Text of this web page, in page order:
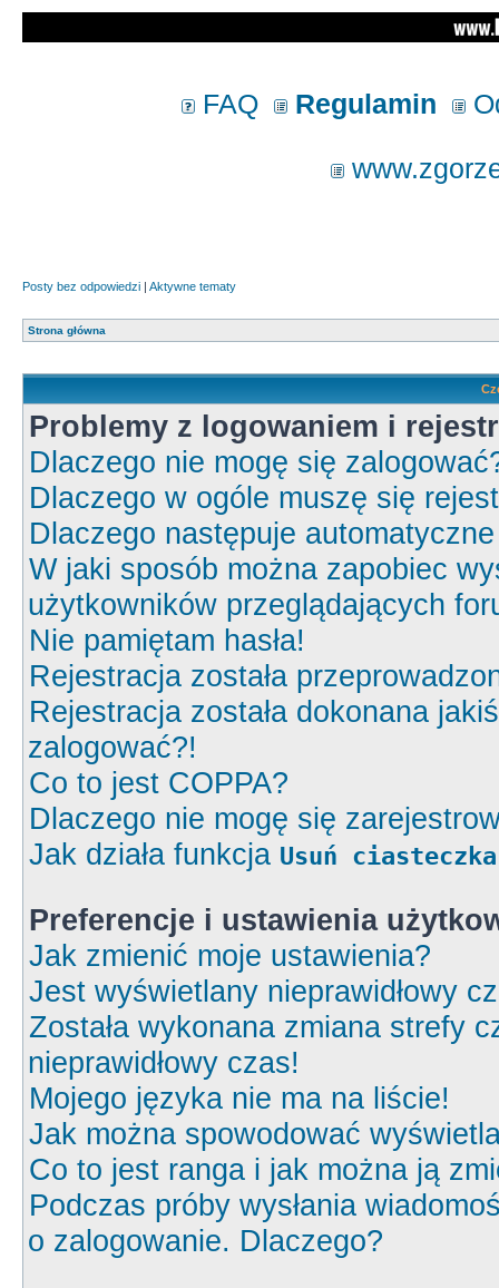
FAQ Regulamin
Posty bez odpowiedzi | Aktywne tematy
Strona główna
Problemy z logowaniem i
Dlaczego nie mogę się
Dlaczego w ogóle muszę się
Dlaczego następuje
W jaki sposób można zapobiec
użytkowników przeglądających
Nie pamiętam hasła!
Rejestracja została
Rejestracja została dokonana
zalogować?!
Co to jest COPPA?
Dlaczego nie mogę się
Jak działa funkcja Usuń
Preferencje i ustawienia
Jak zmienić moje ustawienia?
Jest wyświetlany nieprawidłowy
Została wykonana zmiana strefy
nieprawidłowy czas!
Mojego języka nie ma na liście!
Jak można spowodować
Co to jest ranga i jak można ją
Podczas próby wysłania
o zalogowanie. Dlaczego?